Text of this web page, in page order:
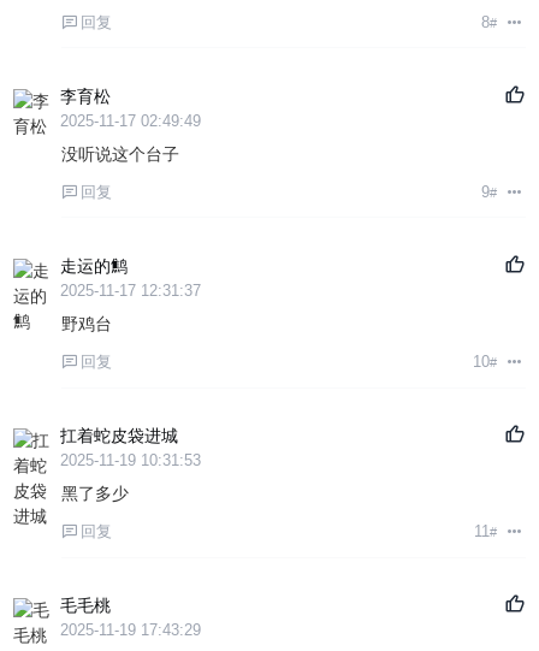
回复 8#
李育松
2025-11-17 02:49:49
没听说这个台子
回复 9#
走运的鹪
2025-11-17 12:31:37
野鸡台
回复 10#
扛着蛇皮袋进城
2025-11-19 10:31:53
黑了多少
回复 11#
毛毛桃
2025-11-19 17:43:29